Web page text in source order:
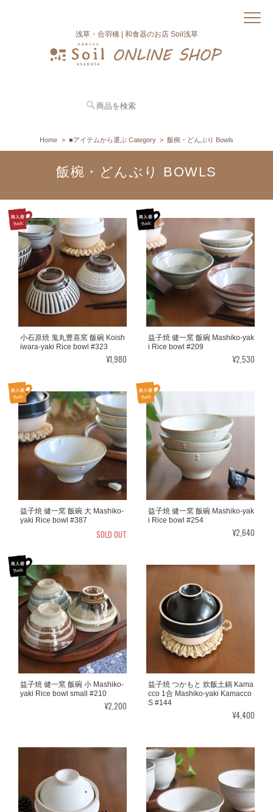
浅草・合羽橋 | 和食器のお店 Soil浅草
Home ■アイテムから選ぶ Category 飯椀・どんぶり Bowls
飯椀・どんぶり BOWLS
小石原焼 鬼丸豊喜窯 飯碗 Koish
iwara-yaki Rice bowl #323
¥1,980
益子焼 健一窯 飯碗 Mashiko-yak
i Rice bowl #209
¥2,530
益子焼 健一窯 飯碗 大 Mashiko-
yaki Rice bowl #387
SOLD OUT
益子焼 健一窯 飯碗 Mashiko-yak
i Rice bowl #254
¥2,640
益子焼 健一窯 飯碗 小 Mashiko-
yaki Rice bowl small #210
¥2,200
益子焼 つかもと 炊飯土鍋 Kama
cco 1合 Mashiko-yaki Kamacco
S #144
¥4,400